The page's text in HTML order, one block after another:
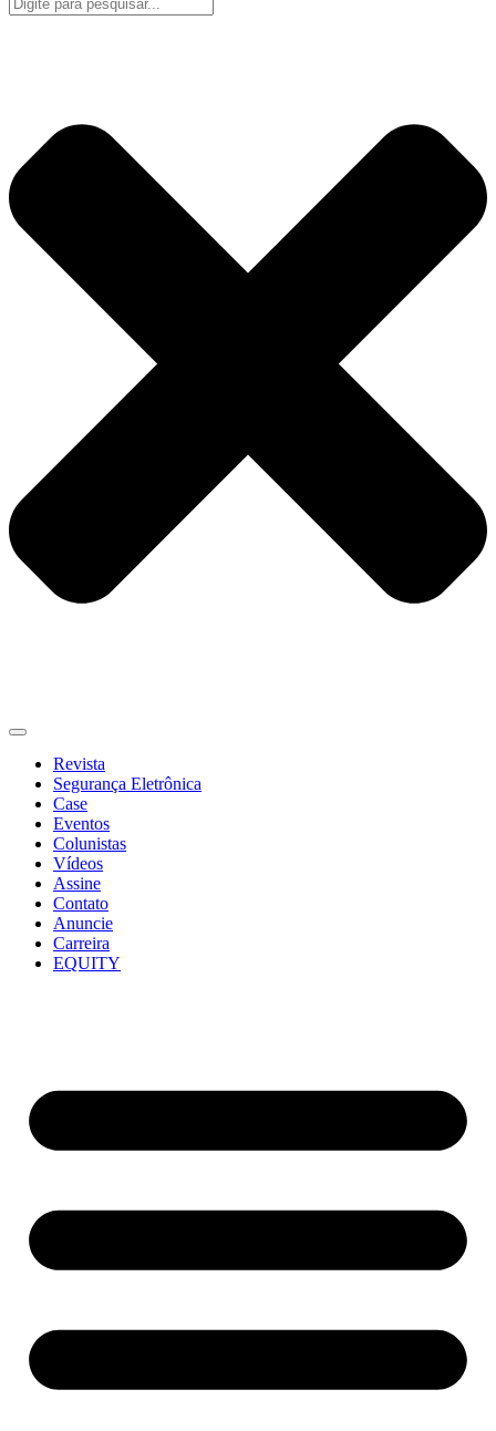
Revista
Segurança Eletrônica
Case
Eventos
Colunistas
Vídeos
Assine
Contato
Anuncie
Carreira
EQUITY